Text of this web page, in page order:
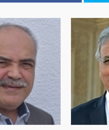
la capacité des
religieuses, d'opinions ou de
Cette absence de
les Tunisiens»
vraiment agréable»
d’être soi-même
la majorité de nos
fait, à la différence de
et/ou tunisiens de choisir
a une grande similitude au